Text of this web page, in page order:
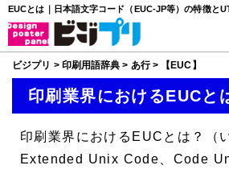
EUCとは｜日本語文字コード（EUC-JP等）の特徴と
ビジプリ > 印刷用語辞典 > あ行> 【EUC】
印刷業界におけるEUCと
印刷業界におけるEUCとは？（
Extended Unix Code、Code